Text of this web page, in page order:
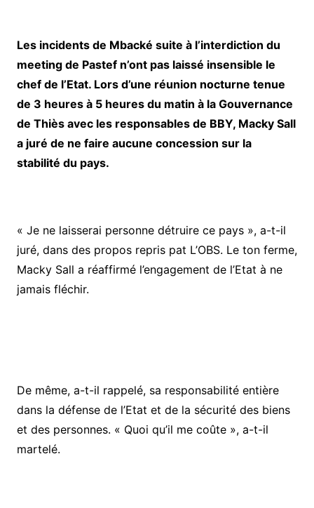
Les incidents de Mbacké suite à l’interdiction du
meeting de Pastef n’ont pas laissé insensible le
chef de l’Etat. Lors d’une réunion nocturne tenue
de 3 heures à 5 heures du matin à la Gouvernance
de Thiès avec les responsables de BBY, Macky Sall
a juré de ne faire aucune concession sur la
stabilité du pays.
« Je ne laisserai personne détruire ce pays », a-t-il
juré, dans des propos repris pat L’OBS. Le ton ferme,
Macky Sall a réaffirmé l’engagement de l’Etat à ne
jamais fléchir.
De même, a-t-il rappelé, sa responsabilité entière
dans la défense de l’Etat et de la sécurité des biens
et des personnes. « Quoi qu’il me coûte », a-t-il
martelé.